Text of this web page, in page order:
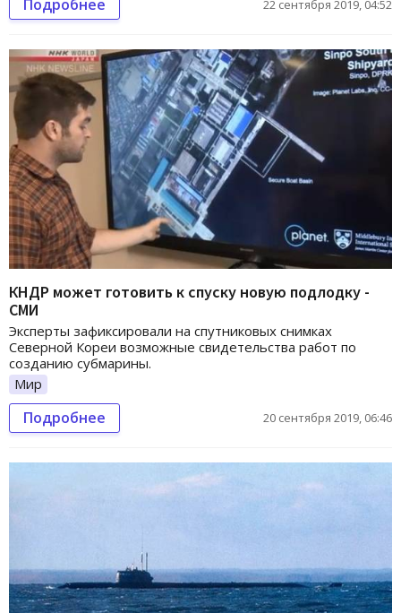
Подробнее 22 сентября 2019, 04:52
КНДР может готовить к спуску новую подлодку -
СМИ
Эксперты зафиксировали на спутниковых снимках
Северной Кореи возможные свидетельства работ по
созданию субмарины.
Мир
Подробнее 20 сентября 2019, 06:46